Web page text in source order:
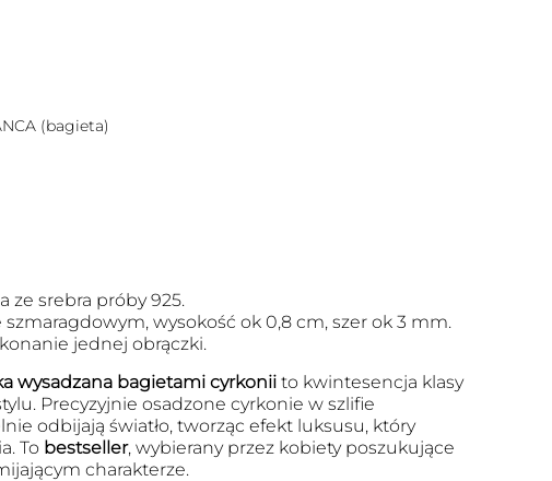
(bagieta)
ze srebra próby 925.
szmaragdowym, wysokość ok 0,8 cm, szer ok 3 mm.
jednej obrączki.
wysadzana bagietami cyrkoniito kwintesencja klasy
Precyzyjnie osadzone cyrkonie w szlifie
odbijają światło, tworząc efekt luksusu, który
To bestseller, wybierany przez kobiety poszukujące
charakterze.